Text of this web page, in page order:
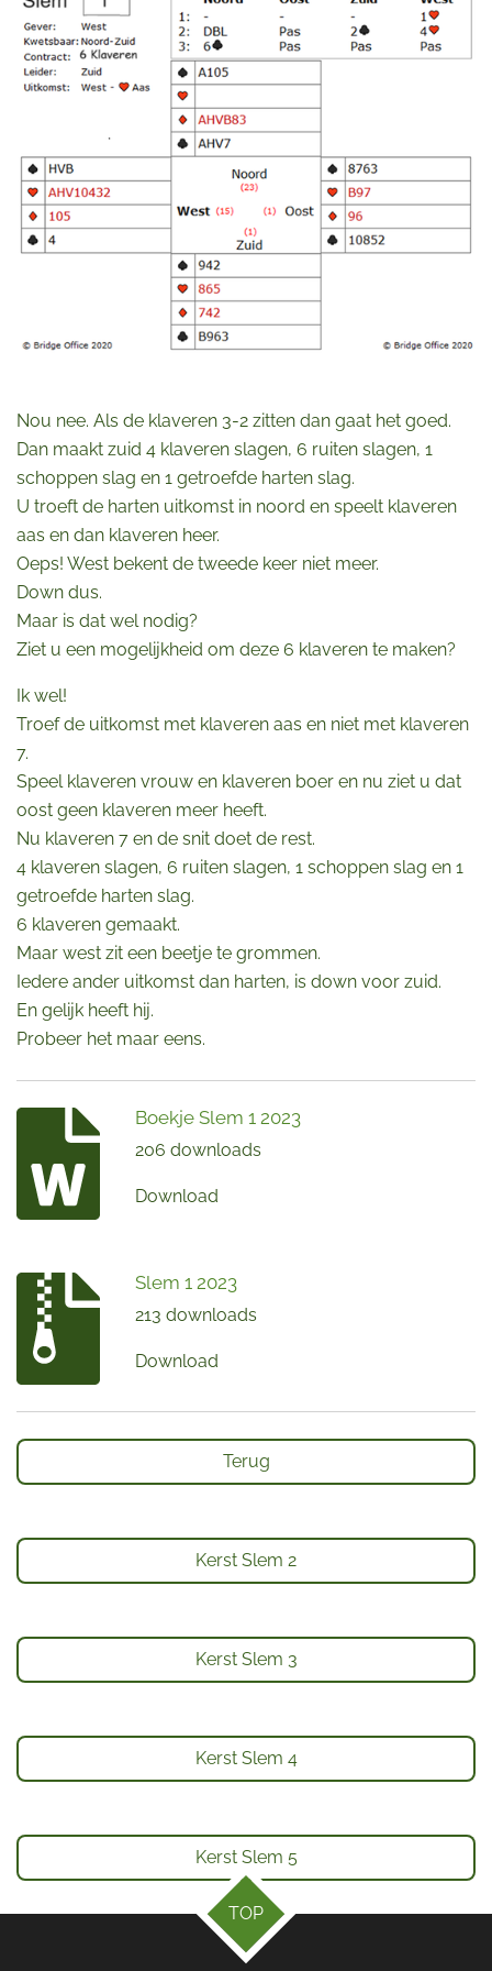
Nou nee. Als de klaveren 3-2 zitten dan gaat het goed.
Dan maakt zuid 4 klaveren slagen, 6 ruiten slagen, 1
schoppen slag en 1 getroefde harten slag.
U troeft de harten uitkomst in noord en speelt klaveren
aas en dan klaveren heer.
Oeps! West bekent de tweede keer niet meer.
Down dus.
Maar is dat wel nodig?
Ziet u een mogelijkheid om deze 6 klaveren te maken?
Ik wel!
Troef de uitkomst met klaveren aas en niet met klaveren
7.
Speel klaveren vrouw en klaveren boer en nu ziet u dat
oost geen klaveren meer heeft.
Nu klaveren 7 en de snit doet de rest.
4 klaveren slagen, 6 ruiten slagen, 1 schoppen slag en 1
getroefde harten slag.
6 klaveren gemaakt.
Maar west zit een beetje te grommen.
Iedere ander uitkomst dan harten, is down voor zuid.
En gelijk heeft hij.
Probeer het maar eens.
Boekje Slem 1 2023
206 downloads
Download
Slem 1 2023
213 downloads
Download
Terug
Kerst Slem 2
Kerst Slem 3
Kerst Slem 4
Kerst Slem 5
TOP